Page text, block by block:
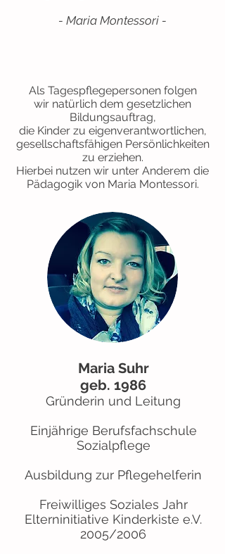
- Maria Montessori -
Als Tagespflegepersonen folgen
wir natürlich dem gesetzlichen
Bildungsauftrag,
die Kinder zu eigenverantwortlichen,
gesellschaftsfähigen Persönlichkeiten
zu erziehen.
Hierbei nutzen wir unter Anderem die
Pädagogik von Maria Montessori.
Maria Suhr
geb. 1986
Gründerin und Leitung
Einjährige Berufsfachschule
Sozialpflege
Ausbildung zur Pflegehelferin
Freiwilliges Soziales Jahr
Elterninitiative Kinderkiste e.V.
2005/2006